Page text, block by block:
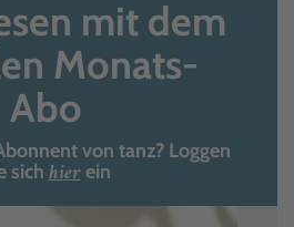
mit dem
Monats-
Abo
von tanz? Loggen
sich hierein